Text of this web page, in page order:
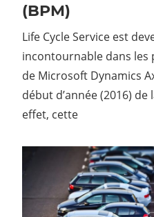
(BPM)
Life Cycle Service est
incontournable dans les
de Microsoft Dynamics
début d’année (2016)
effet, cette